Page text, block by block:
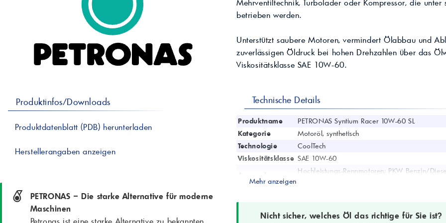
Lebensmittelverträgliche
Produkt anfragen
professionelle Anwendungen.
Industriepigmente für
Farben & Beschichtungen
Reinigungsmittelindustrie
Pigmentlösungen für Bauchemie &
In-Plant-Tinting
Produkt anfragen Kontaktieren Sie uns!
Produktinfos/Downloads
Produktdatenblatt (PDB) herunterladen
Herstellerangaben anzeigen
PETRONAS – Die starke Alternative für moderne
Maschinen
Petronas ist eine starke Alternative zu bekannten
Mehrventiltechnik, Turbolader oder Kompressor, die unter
betrieben werden.
Unterstützt saubere Motoren, vermindert Ölabbau und
zuverlässigen Öldruck bei hohen Drehzahlen über das
Viskositätsklasse SAE 10W-60.
Technische Details
Produktname
PETRONAS Syntium Racer 10W-60 SL
Kategorie
Motoröl, synthetisch
Technologie
CoolTech
Viskositätsklasse SAE 10W-60
Hochleistungs-Rennmotoren; PKW Benzin/
Spezifikationen
—
Mehr anzeigen
Nicht sicher, welches Öl das richtige für Sie ist?